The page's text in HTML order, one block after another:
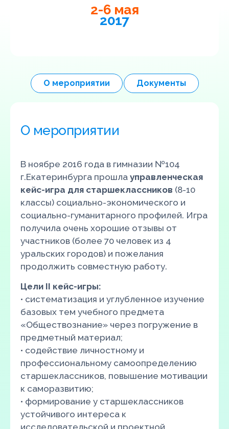
2-6 мая
2017
О мероприятии Документы
О мероприятии
В ноябре 2016 года в гимназии №104
г.Екатеринбурга прошла управленческая
кейс-игра для старшеклассников (8-10
классы) социально-экономического и
социально-гуманитарного профилей. Игра
получила очень хорошие отзывы от
участников (более 70 человек из 4
уральских городов) и пожелания
продолжить совместную работу.
Цели II кейс-игры:
• систематизация и углубленное изучение
базовых тем учебного предмета
«Обществознание» через погружение в
предметный материал;
• содействие личностному и
профессиональному самоопределению
старшеклассников, повышение мотивации
к саморазвитию;
• формирование у старшеклассников
устойчивого интереса к
исследовательской и проектной